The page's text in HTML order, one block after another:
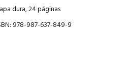
dura, 24 páginas
978-987-637-849-9